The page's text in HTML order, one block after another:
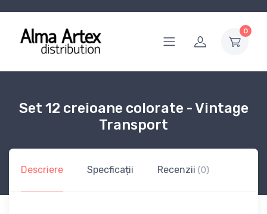
0
Set 12 creioane colorate - Vintage
Transport
Descriere Specficații Recenzii (0)